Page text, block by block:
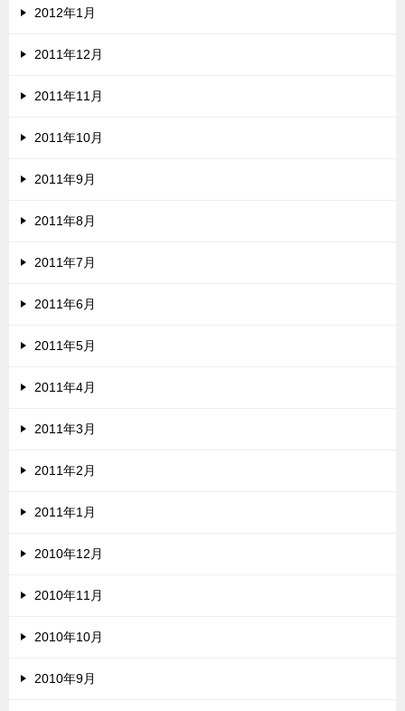
2012年1月
2011年12月
2011年11月
2011年10月
2011年9月
2011年8月
2011年7月
2011年6月
2011年5月
2011年4月
2011年3月
2011年2月
2011年1月
2010年12月
2010年11月
2010年10月
2010年9月